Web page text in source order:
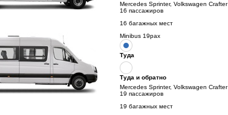
Mercedes Sprinter, Volkswagen Crafter
16 пассажиров
16 багажных мест
Minibus 19pax
Туда
Туда и обратно
Mercedes Sprinter, Volkswagen Crafter
19 пассажиров
19 багажных мест